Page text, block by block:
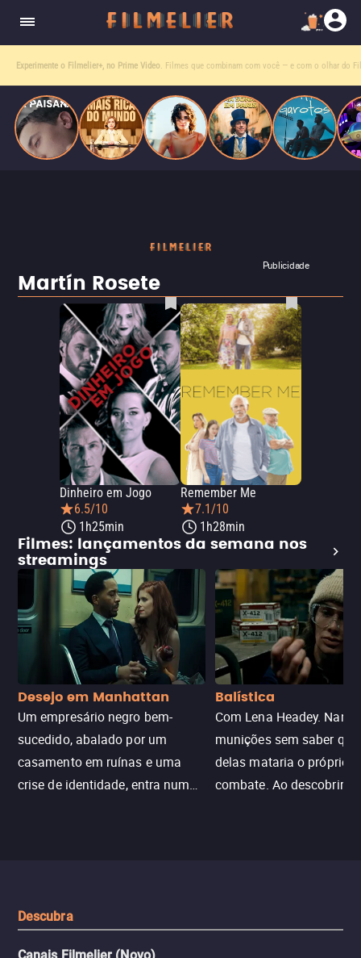
Experimente o Filmelier+, no Prime Video . Filmes que combinam com você — e com o olhar do
Publicidade
Martín Rosete
Dinheiro em Jogo
6.5/10
1h25min
Remember Me
7.1/10
1h28min
Filmes: lançamentos da semana nos
streamings
Desejo em Manhattan
Um empresário negro bem-
sucedido, abalado por um
casamento em ruínas e uma
crise de identidade, entra num
Balística
Com Lena Headey.
munições sem saber
delas mataria o próprio
combate. Ao descobrir a
quando se apaixona por um de seus alvos.
Descubra